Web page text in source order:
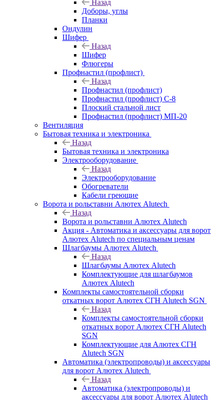
Назад
Доборы, углы
Планки
Ондулин
Шифер
Назад
Шифер
Флюгеры
Профнастил (профлист)
Назад
Профнастил (профлист)
Профнастил (профлист) С-8
Плоский стальной лист
Профнастил (профлист) МП-20
Вентиляция
Бытовая техника и электроника
Назад
Бытовая техника и электроника
Электрооборудование
Назад
Электрооборудование
Обогреватели
Кабели греющие
Ворота и рольставни Алютех Alutech
Назад
Ворота и рольставни Алютех Alutech
Акция - Автоматика и аксессуары для ворот
Алютех Alutech по специальным ценам
Шлагбаумы Алютех Alutech
Назад
Шлагбаумы Алютех Alutech
Комплектующие для шлагбаумов
Алютех Alutech
Комплекты самостоятельной сборки
откатных ворот Алютех СГН Alutech SGN
Назад
Комплекты самостоятельной сборки
откатных ворот Алютех СГН Alutech
SGN
Комплектующие для Алютех СГН
Alutech SGN
Автоматика (электропроводы) и аксессуары
для ворот Алютех Alutech
Назад
Автоматика (электропроводы) и
аксессуары для ворот Алютех Alutech